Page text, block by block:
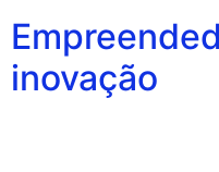
inovação